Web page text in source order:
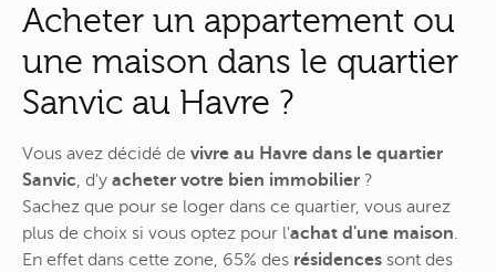
Acheter un appartement ou
une maison dans le quartier
Sanvic au Havre ?
Vous avez décidé de vivre au Havre dans le quartier
Sanvic, d'y acheter votre bien immobilier ?
Sachez que pour se loger dans ce quartier, vous aurez
plus de choix si vous optez pour l'achat d'une maison.
En effet dans cette zone, 65% des résidences sont des